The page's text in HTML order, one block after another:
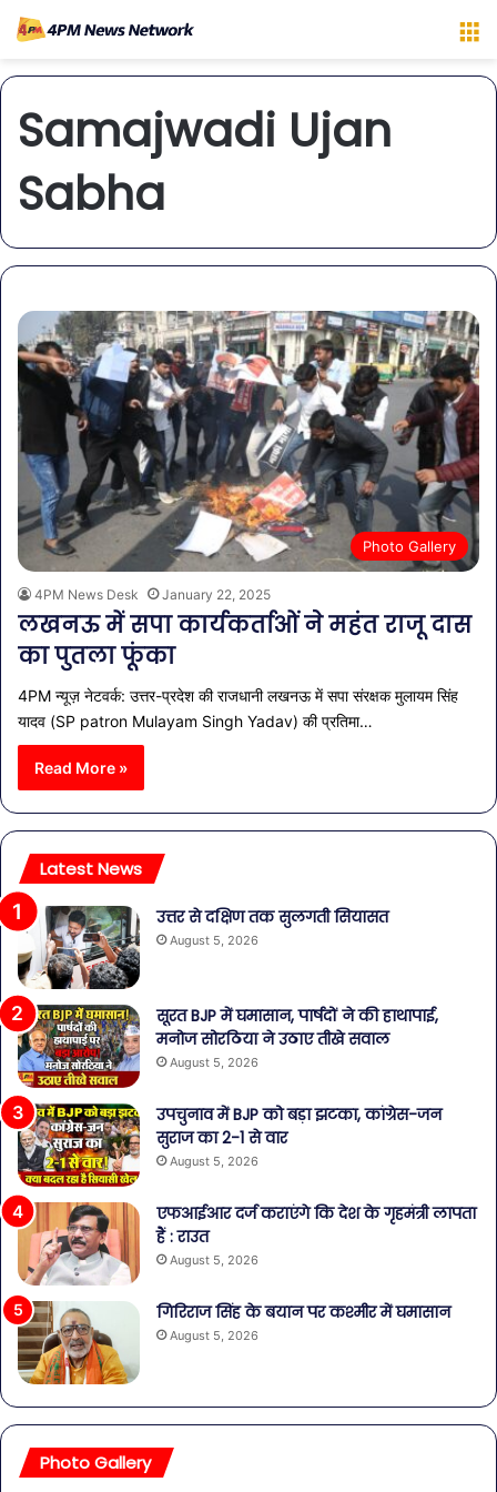
Samajwadi Ujan
Sabha
Photo Gallery
4PM News Desk January 22, 2025
लखनऊ में सपा कार्यकर्ताओं ने महंत राजू दास
का पुतला फूंका
4PM न्यूज़ नेटवर्क: उत्तर-प्रदेश की राजधानी लखनऊ में सपा संरक्षक मुलायम सिंह
यादव (SP patron Mulayam Singh Yadav) की प्रतिमा…
Read More »
Latest News
उत्तर से दक्षिण तक सुलगती सियासत
August 5, 2026
सूरत BJP में घमासान, पार्षदों ने की हाथापाई,
मनोज सोरठिया ने उठाए तीखे सवाल
August 5, 2026
उपचुनाव में BJP को बड़ा झटका, कांग्रेस-जन
सुराज का 2-1 से वार
August 5, 2026
एफआईआर दर्ज कराएंगे कि देश के गृहमंत्री लापता
हैं : राउत
August 5, 2026
गिरिराज सिंह के बयान पर कश्मीर में घमासान
August 5, 2026
Photo Gallery